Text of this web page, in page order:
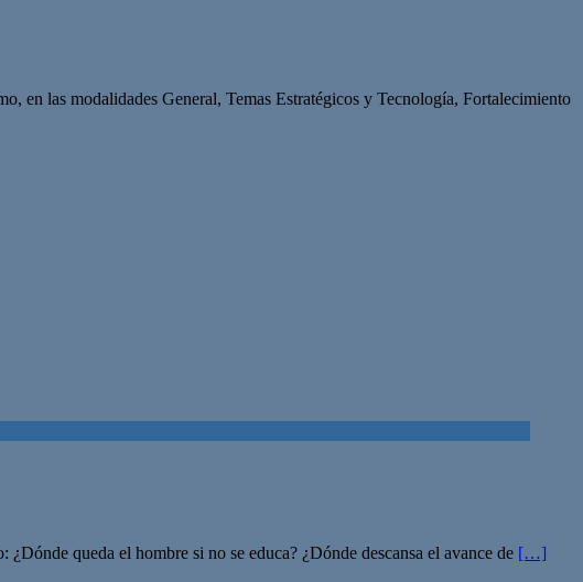
en las modalidades General, Temas Estratégicos y Tecnología, Fortalecimiento
queda el hombre si no se educa? ¿Dónde descansa el avance de […]